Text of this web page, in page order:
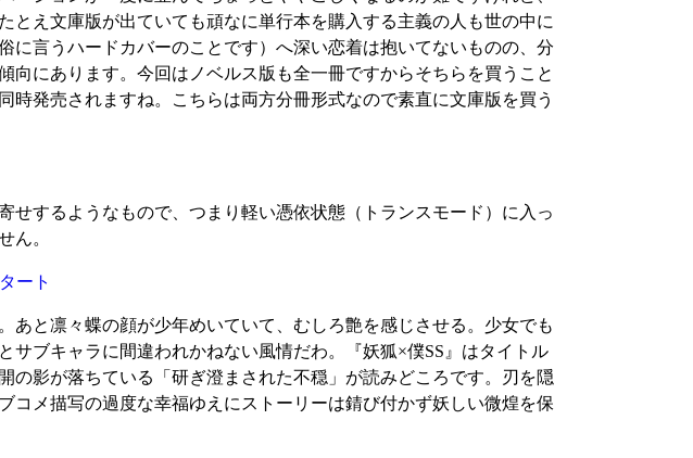
え文庫版が出ていても頑なに単行本を購入する主義の人も世の中に
言うハードカバーのことです）へ深い恋着は抱いてないものの、分
にあります。今回はノベルス版も全一冊ですからそちらを買うこと
時発売されますね。こちらは両方分冊形式なので素直に文庫版を買う
するようなもので、つまり軽い憑依状態（トランスモード）に入っ
ん。
ート
と凛々蝶の顔が少年めいていて、むしろ艶を感じさせる。少女でも
ブキャラに間違われかねない風情だわ。『妖狐×僕SS』はタイトル
影が落ちている「研ぎ澄まされた不穏」が読みどころです。刃を隠
メ描写の過度な幸福ゆえにストーリーは錆び付かず妖しい微煌を保